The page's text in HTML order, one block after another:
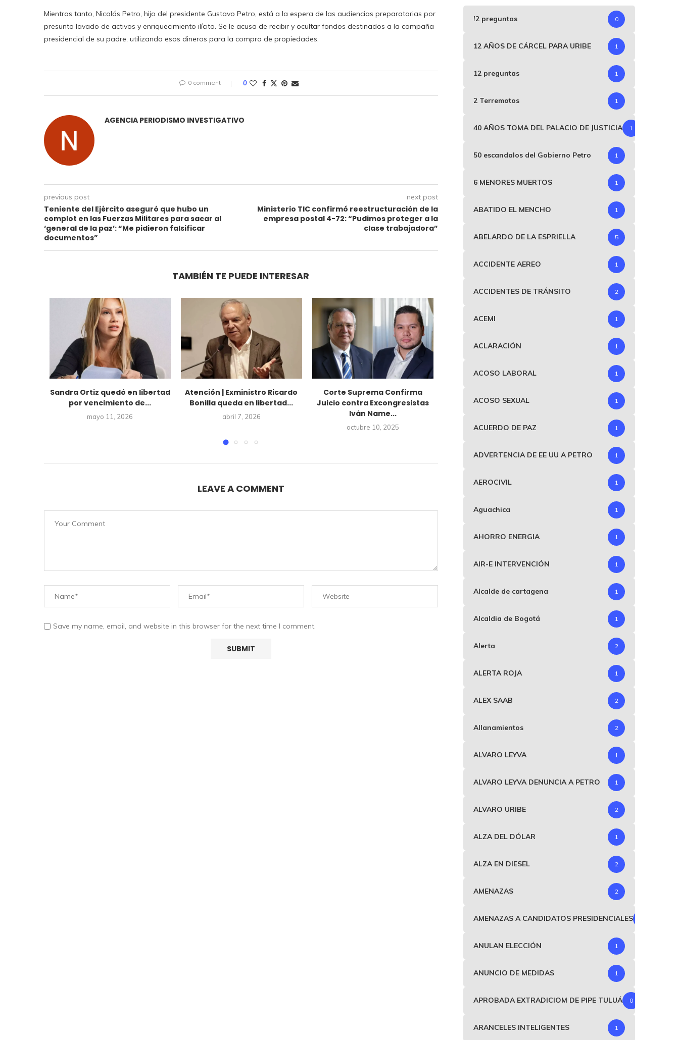
Mientras tanto, Nicolás Petro, hijo del presidente Gustavo Petro, está a la espera de las audiencias preparatorias por
presunto lavado de activos y enriquecimiento ilícito. Se le acusa de recibir y ocultar fondos destinados a la campaña
presidencial de su padre, utilizando esos dineros para la compra de propiedades.
0 comment 0
AGENCIA PERIODISMO INVESTIGATIVO
previous post
Teniente del Ejército aseguró que hubo un
complot en las Fuerzas Militares para sacar al
‘general de la paz’: “Me pidieron falsificar
documentos”
next post
Ministerio TIC confirmó reestructuración de la
empresa postal 4-72: “Pudimos proteger a la
clase trabajadora”
TAMBIÉN TE PUEDE INTERESAR
Sandra Ortiz quedó en libertad
por vencimiento de...
mayo 11, 2026
Atención | Exministro Ricardo
Bonilla queda en libertad...
abril 7, 2026
Corte Suprema Confirma
Juicio contra Excongresistas
Iván Name...
octubre 10, 2025
desaparecidos,donde están?
Álvaro Uribe renuncia a
prescripción en su...
agosto 25, 2025
LEAVE A COMMENT
Save my name, email, and website in this browser for the next time I comment.
!2 preguntas 0
12 AÑOS DE CÁRCEL PARA URIBE 1
12 preguntas 1
2 Terremotos 1
40 AÑOS TOMA DEL PALACIO DE JUSTICIA 1
50 escandalos del Gobierno Petro 1
6 MENORES MUERTOS 1
ABATIDO EL MENCHO 1
ABELARDO DE LA ESPRIELLA 5
ACCIDENTE AEREO 1
ACCIDENTES DE TRÁNSITO 2
ACEMI 1
ACLARACIÓN 1
ACOSO LABORAL 1
ACOSO SEXUAL 1
ACUERDO DE PAZ 1
ADVERTENCIA DE EE UU A PETRO 1
AEROCIVIL 1
Aguachica 1
AHORRO ENERGIA 1
AIR-E INTERVENCIÓN 1
Alcalde de cartagena 1
Alcaldia de Bogotá 1
Alerta 2
ALERTA ROJA 1
ALEX SAAB 2
Allanamientos 2
ALVARO LEYVA 1
ALVARO LEYVA DENUNCIA A PETRO 1
ALVARO URIBE 2
ALZA DEL DÓLAR 1
ALZA EN DIESEL 2
AMENAZAS 2
AMENAZAS A CANDIDATOS PRESIDENCIALES
ANULAN ELECCIÓN 1
ANUNCIO DE MEDIDAS 1
APROBADA EXTRADICIOM DE PIPE TULUÁ 0
ARANCELES INTELIGENTES 1